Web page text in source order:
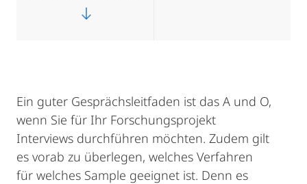
Ein guter Gesprächsleitfaden ist das A und O,
wenn Sie für Ihr Forschungsprojekt
Interviews durchführen möchten. Zudem gilt
es vorab zu überlegen, welches Verfahren
für welches Sample geeignet ist. Denn es